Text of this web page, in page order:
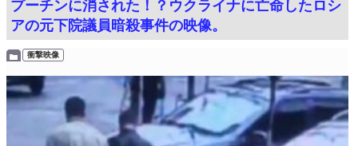
プーチンに消された！？ウクライナに亡命したロシ
アの元下院議員暗殺事件の映像。
衝撃映像